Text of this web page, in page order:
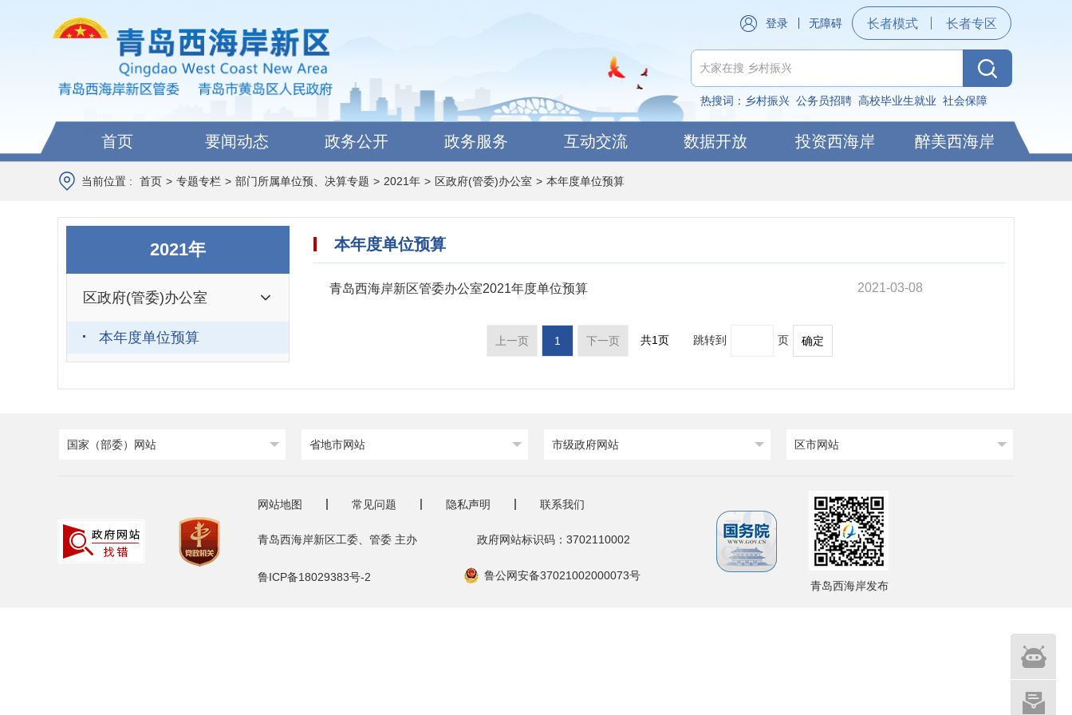
登录 无障碍 长者模式 长者专区
热搜词： 乡村振兴 公务员招聘 高校毕业生就业 社会保障
首页 要闻动态 政务公开 政务服务 互动交流 数据开放 投资西海岸 醉美西海岸
当前位置 : 首页 > 专题专栏 > 部门所属单位预、决算专题 > 2021年 > 区政府(管委)办公室 > 本年度单位预算
2021年
区政府(管委)办公室
本年度单位预算
本年度单位预算
青岛西海岸新区管委办公室2021年度单位预算 2021-03-08
上一页 1 下一页 共1页 跳转到 页 确定
国家（部委）网站 省地市网站 市级政府网站 区市网站
网站地图 常见问题 隐私声明 联系我们
青岛西海岸新区工委、管委 主办 政府网站标识码：3702110002
鲁ICP备18029383号-2 鲁公网安备37021002000073号
青岛西海岸发布
智能
问答
网站建设
意见征集